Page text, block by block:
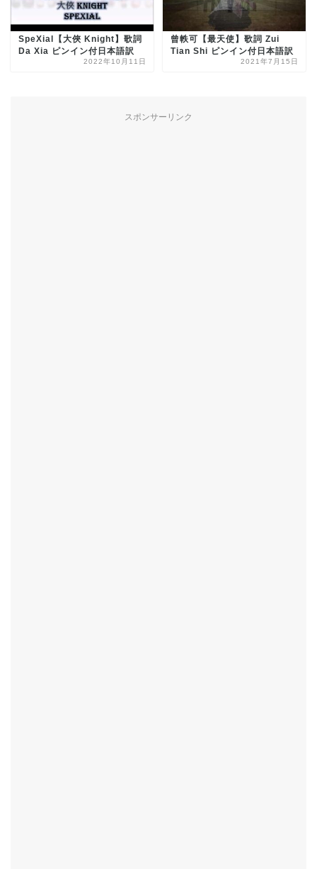
SpeXial【大俠 Knight】歌詞
Da Xia ピンイン付日本語訳
2022年10月11日
曾軼可【最天使】歌詞 Zui
Tian Shi ピンイン付日本語訳
2021年7月15日
スポンサーリンク